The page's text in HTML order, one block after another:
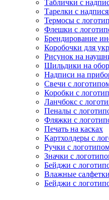
Таблички с
Тарелки с
Термосы с
Флешки с
Брендирование
Коробочки для
Рисунок на
Шильдики на
Надписи на
Свечи с
Коробки с
Ланчбокс с
Пеналы с
Фляжки с
Печать на касках
Картхолдеры с
Ручки с
Значки с
Бейджи с
Влажные
Бейджи с